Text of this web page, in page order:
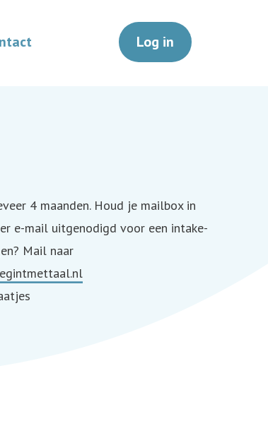
Log in
4 maanden. Houd je mailbox in
e-mail uitgenodigd voor een intake-
Mail naar